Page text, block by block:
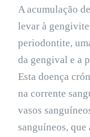
A acumulação
levar à gengivite
periodontite,
da gengival e a
Esta doença
na corrente
vasos
sanguíneos, que